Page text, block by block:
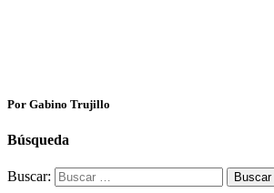
Por Gabino Trujillo
Búsqueda
Buscar: